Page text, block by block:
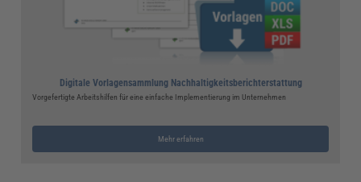
Digitale Vorlagensammlung Nachhaltigkeitsberichterstattung
Vorgefertigte Arbeitshilfen für eine einfache Implementierung im Unternehmen
Mehr erfahren